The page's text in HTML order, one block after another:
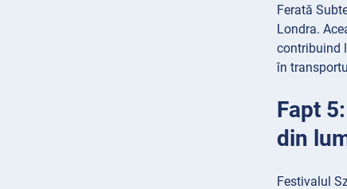
Ferată
Londra.
contribuind
în
Fapt
din
Festivalul